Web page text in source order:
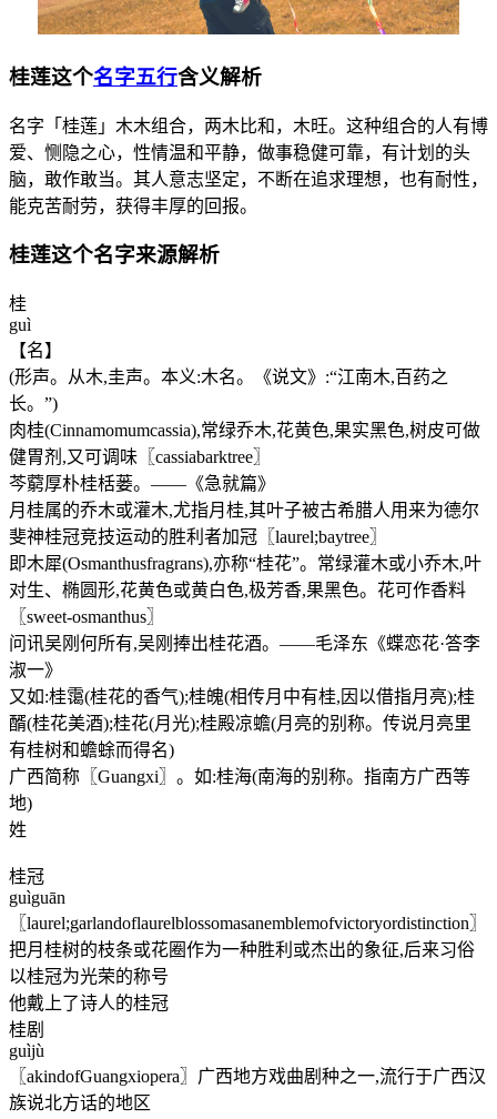
桂莲这个名字五行含义解析
名字「桂莲」木木组合，两木比和，木旺。这种组合的人有博
爱、恻隐之心，性情温和平静，做事稳健可靠，有计划的头
脑，敢作敢当。其人意志坚定，不断在追求理想，也有耐性，
能克苦耐劳，获得丰厚的回报。
桂莲这个名字来源解析
桂
guì
【名】
(形声。从木,圭声。本义:木名。《说文》:“江南木,百药之
长。”)
肉桂(Cinnamomumcassia),常绿乔木,花黄色,果实黑色,树皮可做
健胃剂,又可调味〖cassiabarktree〗
芩藭厚朴桂栝蒌。——《急就篇》
月桂属的乔木或灌木,尤指月桂,其叶子被古希腊人用来为德尔
斐神桂冠竞技运动的胜利者加冠〖laurel;baytree〗
即木犀(Osmanthusfragrans),亦称“桂花”。常绿灌木或小乔木,叶
对生、椭圆形,花黄色或黄白色,极芳香,果黑色。花可作香料
〖sweet-osmanthus〗
问讯吴刚何所有,吴刚捧出桂花酒。——毛泽东《蝶恋花·答李
淑一》
又如:桂霭(桂花的香气);桂魄(相传月中有桂,因以借指月亮);桂
醑(桂花美酒);桂花(月光);桂殿凉蟾(月亮的别称。传说月亮里
有桂树和蟾蜍而得名)
广西简称〖Guangxi〗。如:桂海(南海的别称。指南方广西等
地)
姓
桂冠
guìguān
〖laurel;garlandoflaurelblossomasanemblemofvictoryordistinction〗
把月桂树的枝条或花圈作为一种胜利或杰出的象征,后来习俗
以桂冠为光荣的称号
他戴上了诗人的桂冠
桂剧
guìjù
〖akindofGuangxiopera〗广西地方戏曲剧种之一,流行于广西汉
族说北方话的地区